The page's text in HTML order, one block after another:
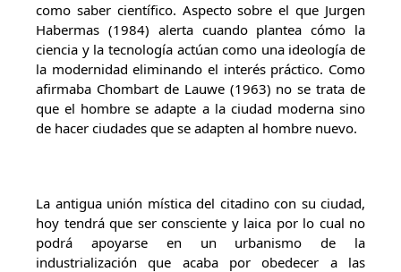
como saber científico. Aspecto sobre el que Jurgen
Habermas (1984) alerta cuando plantea cómo la
ciencia y la tecnología actúan como una ideología de
la modernidad eliminando el interés práctico. Como
afirmaba Chombart de Lauwe (1963) no se trata de
que el hombre se adapte a la ciudad moderna sino
de hacer ciudades que se adapten al hombre nuevo.
La antigua unión mística del citadino con su ciudad,
hoy tendrá que ser consciente y laica por lo cual no
podrá apoyarse en un urbanismo de la
industrialización que acaba por obedecer a las